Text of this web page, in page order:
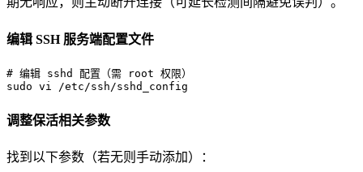
编辑 SSH 服务端配置文件
# 编辑 sshd 配置（需 root 权限）
sudo vi /etc/ssh/sshd_config
调整保活相关参数
找到以下参数（若无则手动添加）：